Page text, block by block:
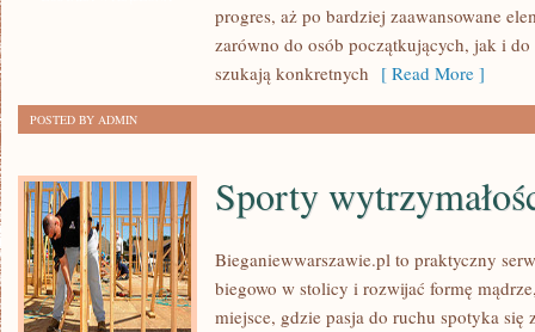
WYDARZENIA
TANECZNE
progres, aż po bardziej zaawansowane
zarówno do osób początkujących, jak i
szukają konkretnych [ Read More ]
POSTED BY ADMIN
Sporty
Bieganiewwarszawie.pl to praktyczny
biegowo w stolicy i rozwijać formę
miejsce, gdzie pasja do ruchu spotyka się